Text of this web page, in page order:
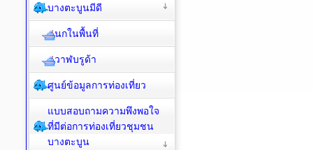
บางตะบูนมีดี
นกในพื้นที่
วาฬบรูด้า
ศูนย์ข้อมูลการท่องเที่ยว
แบบสอบถามความพึงพอใจ
ที่มีต่อการท่องเที่ยวชุมชน
บางตะบูน